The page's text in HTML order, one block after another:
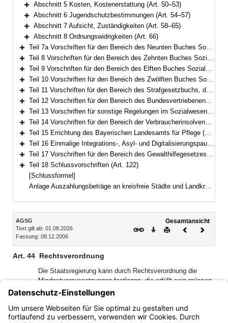
Bereich erweitern
Abschnitt 5 Kosten, Kostenerstattung (Art. 50–53)
Bereich erweitern
Abschnitt 6 Jugendschutzbestimmungen (Art. 54–57)
Bereich erweitern
Abschnitt 7 Aufsicht, Zuständigkeiten (Art. 58–65)
Bereich erweitern
Abschnitt 8 Ordnungswidrigkeiten (Art. 66)
Bereich erweitern
Teil 7a Vorschriften für den Bereich des Neunten Buches Sozialgesetzbuch – Rehabilitation und Teilhabe von Menschen mit Behinderungen – (Art. 66a–66g)
Bereich erweitern
Teil 8 Vorschriften für den Bereich des Zehnten Buches Sozialgesetzbuch – Sozialverwaltungsverfahren und Sozialdatenschutz – (Art. 67)
Bereich erweitern
Teil 9 Vorschriften für den Bereich des Elften Buches Sozialgesetzbuch – Soziale Pflegeversicherung – (Art. 68–79)
Bereich erweitern
Teil 10 Vorschriften für den Bereich des Zwölften Buches Sozialgesetzbuch – Sozialhilfe – (Art. 80–94)
Bereich erweitern
Teil 11 Vorschriften für den Bereich des Strafgesetzbuchs, der Strafprozessordnung und des Betäubungsmittelgesetzes (Art. 95–97)
Bereich erweitern
Teil 12 Vorschriften für den Bereich des Bundesvertriebenengesetzes, des Aufenthaltsgesetzes und der Sozialen Entschädigung (Art. 98–108)
Bereich erweitern
Teil 13 Vorschriften für sonstige Regelungen im Sozialwesen (Art. 109–111b)
Bereich erweitern
Teil 14 Vorschriften für den Bereich der Verbraucherinsolvenz nach der Insolvenzordnung (Art. 112–116)
Bereich erweitern
Teil 15 Errichtung des Bayerischen Landesamts für Pflege (Art. 117)
Bereich erweitern
Teil 16 Einmalige Integrations-, Asyl- und Digitalisierungspauschale für Kommunen (Art. 118)
Bereich erweitern
Teil 17 Vorschriften für den Bereich des Gewalthilfegesetzes (Art. 119–121)
Bereich erweitern
Teil 18 Schlussvorschriften (Art. 122)
[Schlussformel]
Anlage Auszahlungsbeträge an kreisfreie Städte und Landkreise
Inhalt
AGSG
Text gilt ab: 01.08.2026
Fassung: 08.12.2006
Gesamtansicht
Download
DruckenVorheriges
Art. 44 Rechtsverordnung
Die Staatsregierung kann durch Rechtsverordnung die
Mindestvoraussetzungen festlegen, die erfüllt sein müssen,
damit das Wohl von Kindern und Jugendlichen in nach § 45
SGB VIII erlaubnispflichtigen Einrichtungen oder in
sonstigen Wohnformen im Sinn des § 48a SGB VIII
gewährleistet ist.